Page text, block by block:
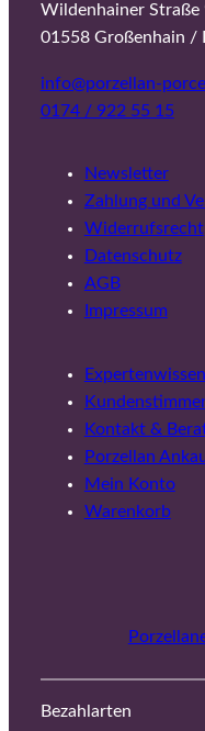
Wildenhainer Straße
01558 Großenhain /
info@porzellan-
0174 / 922 55 15
Newsletter
Zahlung und
Widerrufsrecht
Datenschutz
AGB
Impressum
Expertenwissen
Kontakt &
Porzellan
Mein Konto
Warenkorb
Bezahlarten